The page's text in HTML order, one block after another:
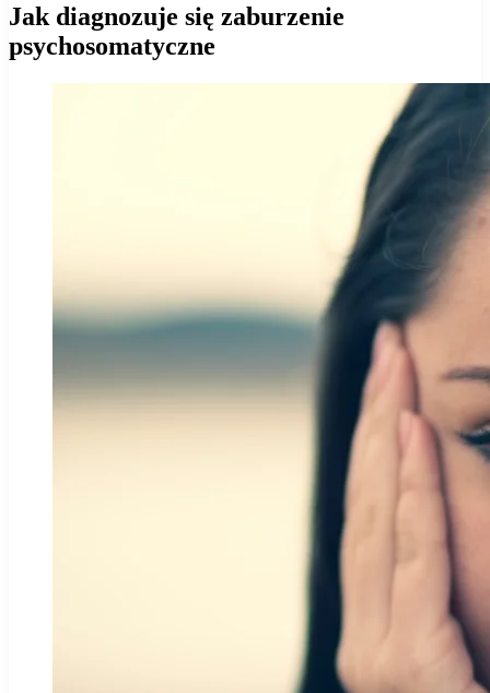
Jak diagnozuje się zaburzenie
psychosomatyczne